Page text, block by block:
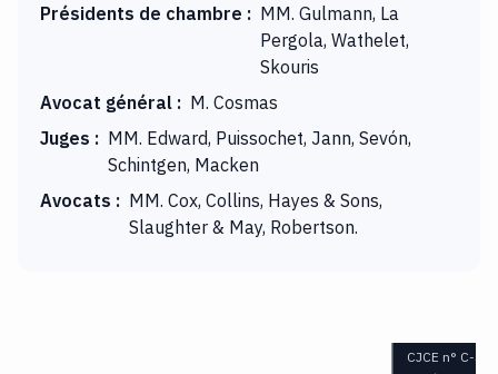
Présidents de chambre : MM. Gulmann, La
Pergola, Wathelet,
Skouris
Avocat général : M. Cosmas
Juges : MM. Edward, Puissochet, Jann, Sevón,
Schintgen, Macken
Avocats : MM. Cox, Collins, Hayes & Sons,
Slaughter & May, Robertson.
CJCE n° C-